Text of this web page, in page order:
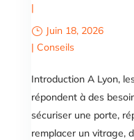
|
Juin 18, 2026
| Conseils
Introduction A Lyon,
répondent à des
sécuriser une porte,
remplacer un vitrage,